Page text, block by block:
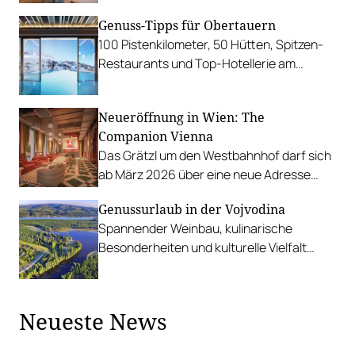
Genuss-Tipps für Obertauern
100 Pistenkilometer, 50 Hütten, Spitzen-
Restaurants und Top-Hotellerie am
Neueröffnung in Wien: The
Companion Vienna
Das Grätzl um den Westbahnhof darf sich
ab März 2026 über eine neue Adresse
Genussurlaub in der Vojvodina
Spannender Weinbau, kulinarische
Besonderheiten und kulturelle Vielfalt
Neueste News